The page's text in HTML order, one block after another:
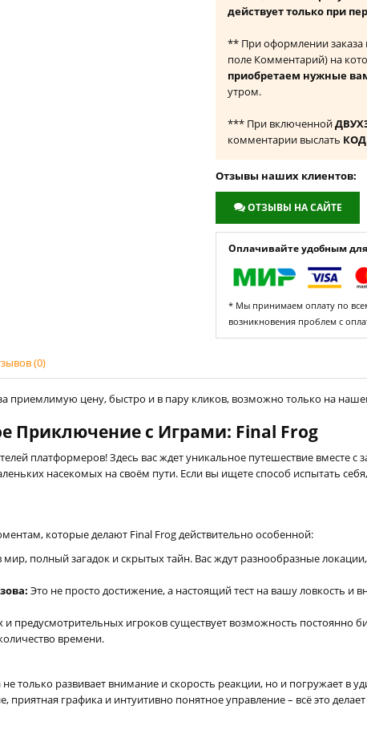
действует только при
** При оформлении заказа
поле Комментарий) на
приобретаем нужные
утром.
*** При включенной
комментарии выслать
Отзывы наших клиентов:
ОТЗЫВЫ НА САЙТЕ
Оплачивайте удобным для
* Мы принимаем оплату по
возникновения проблем с
(0)
приемлимую цену, быстро и в пару кликов, возможно только на
Приключение с Играми: Final Frog
платформеров! Здесь вас ждет уникальное путешествие вместе с
насекомых на своём пути. Если вы ищете способ испытать
которые делают Final Frog действительно особенной:
мир, полный загадок и скрытых тайн. Вас ждут разнообразные
Это не просто достижение, а настоящий тест на вашу ловкость и
предусмотрительных игроков существует возможность постоянно
времени.
только развивает внимание и скорость реакции, но и погружает в
приятная графика и интуитивно понятное управление – всё это